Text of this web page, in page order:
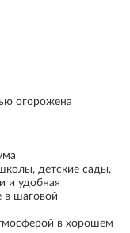
огорожена
детские сады,
и удобная
в шаговой
в хорошем